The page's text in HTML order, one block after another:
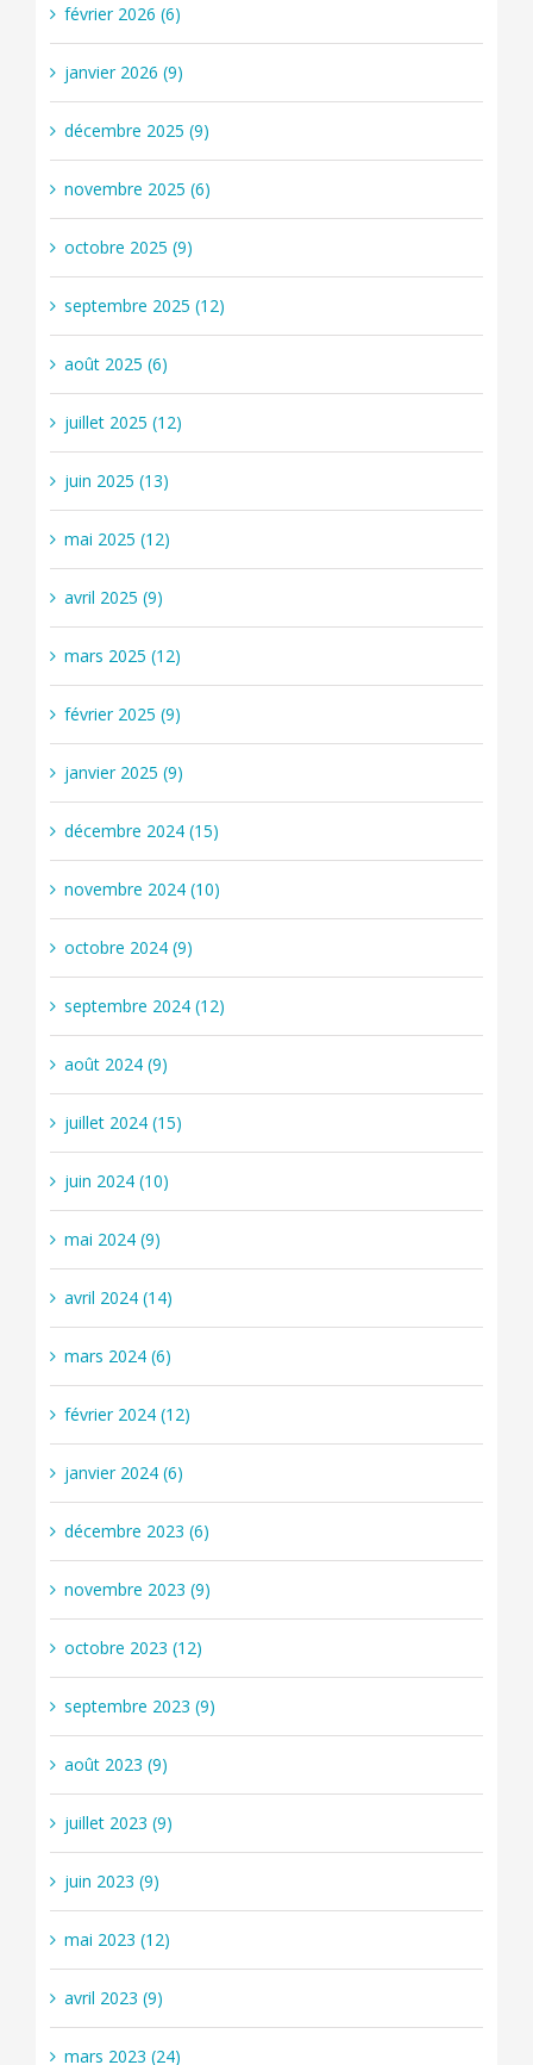
février 2026 (6)
janvier 2026 (9)
décembre 2025 (9)
novembre 2025 (6)
octobre 2025 (9)
septembre 2025 (12)
août 2025 (6)
juillet 2025 (12)
juin 2025 (13)
mai 2025 (12)
avril 2025 (9)
mars 2025 (12)
février 2025 (9)
janvier 2025 (9)
décembre 2024 (15)
novembre 2024 (10)
octobre 2024 (9)
septembre 2024 (12)
août 2024 (9)
juillet 2024 (15)
juin 2024 (10)
mai 2024 (9)
avril 2024 (14)
mars 2024 (6)
février 2024 (12)
janvier 2024 (6)
décembre 2023 (6)
novembre 2023 (9)
octobre 2023 (12)
septembre 2023 (9)
août 2023 (9)
juillet 2023 (9)
juin 2023 (9)
mai 2023 (12)
avril 2023 (9)
mars 2023 (24)